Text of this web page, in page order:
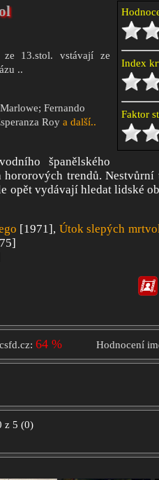
Index
Faktor
13.stol. vstávají ze
..
Fernando
Roy a další..
španělského
trendů. Nestvůrní
opět vydávají hledat lidské
[1971], Útok slepých
64 % Hodnocení
z 5 (0)